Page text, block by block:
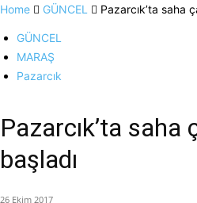
Home GÜNCEL Pazarcık’ta saha
GÜNCEL
MARAŞ
Pazarcık
Pazarcık’ta saha
başladı
26 Ekim 2017